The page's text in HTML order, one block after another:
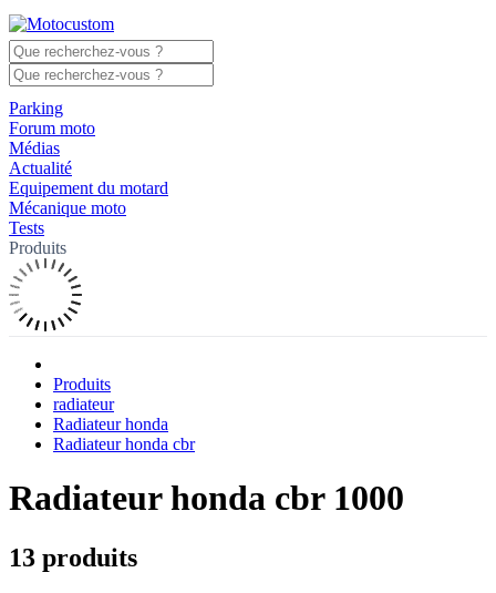
Parking
Forum moto
Médias
Actualité
Equipement du motard
Mécanique moto
Tests
Produits
Produits
radiateur
Radiateur honda
Radiateur honda cbr
Radiateur honda cbr 1000
13 produits